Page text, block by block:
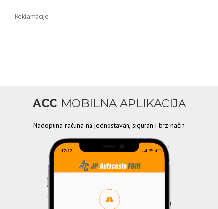
Reklamacije
ACC MOBILNA APLIKACIJA
Nadopuna računa na jednostavan, siguran i brz način